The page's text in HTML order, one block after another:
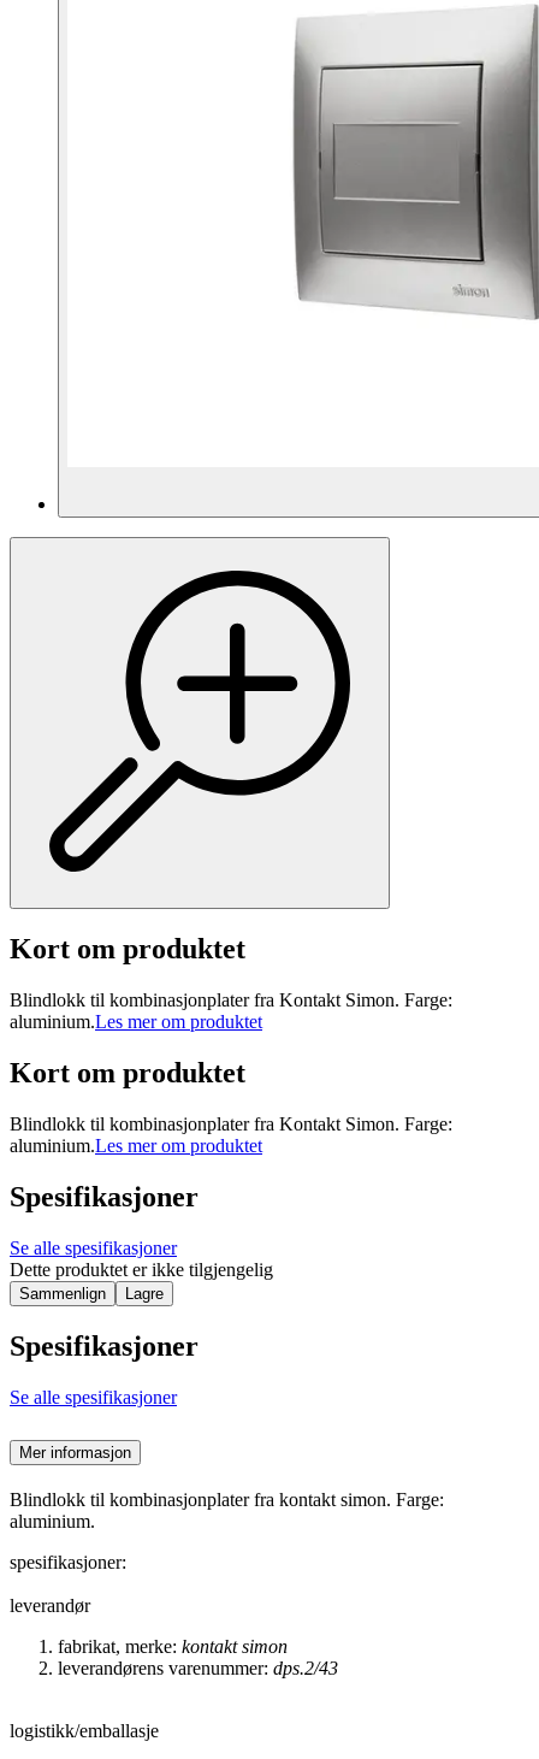
Kort om produktet
Blindlokk til kombinasjonplater fra Kontakt Simon. Farge:
aluminium.Les mer om produktet
Kort om produktet
Blindlokk til kombinasjonplater fra Kontakt Simon. Farge:
aluminium.Les mer om produktet
Spesifikasjoner
Se alle spesifikasjoner
Dette produktet er ikke tilgjengelig
Sammenlign Lagre
Spesifikasjoner
Se alle spesifikasjoner
Mer informasjon
Blindlokk til kombinasjonplater fra kontakt simon. Farge:
aluminium.
spesifikasjoner:
leverandør
fabrikat, merke: kontakt simon
leverandørens varenummer: dps.2/43
logistikk/emballasje